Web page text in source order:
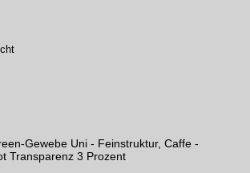
Gewebe Uni - Feinstruktur, Caffe -
Transparenz 3 Prozent